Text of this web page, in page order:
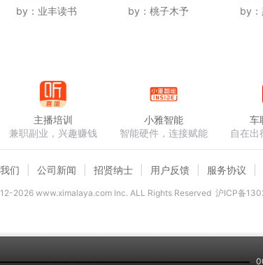
by： 业丰读书
by： 桃子木予
by：
主播培训
兼职副业，兴趣赚钱
小雅智能
智能硬件，连接赋能
车
自在出
们 公司新闻 招贤纳士 用户反馈 服务协议
2026www.ximalaya.com lnc. ALL Rights Reserved 沪ICP备